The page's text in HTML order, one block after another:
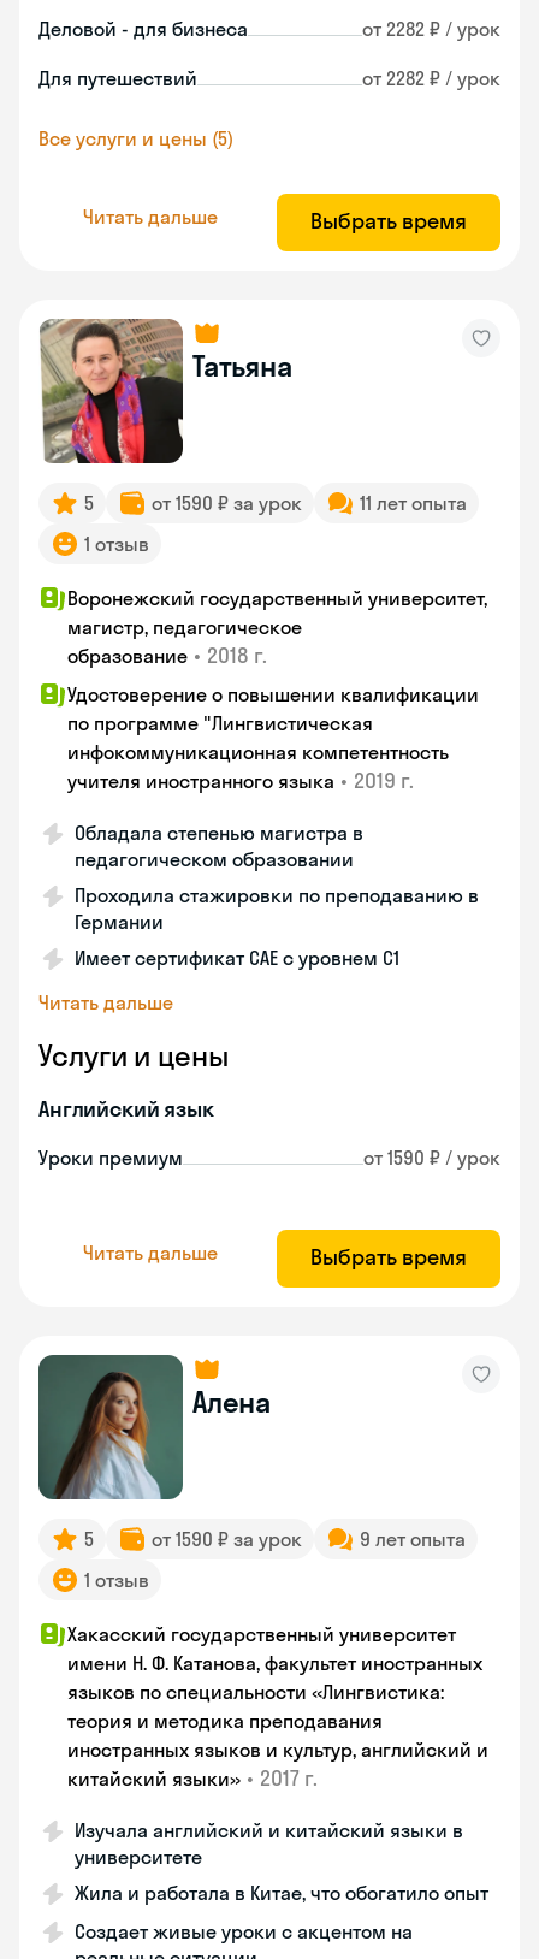
Деловой - для бизнеса от 2282 ₽ / урок
Для путешествий от 2282 ₽ / урок
Все услуги и цены (5)
Читать дальше Выбрать время
Татьяна
5 от 1590 ₽ за урок
11 лет опыта
1 отзыв
Воронежский государственный университет,
магистр, педагогическое
образование • 2018 г.
Удостоверение о повышении квалификации
по программе "Лингвистическая
инфокоммуникационная компетентность
учителя иностранного языка • 2019 г.
Обладала степенью магистра в
педагогическом образовании
Проходила стажировки по преподаванию в
Германии
Имеет сертификат САЕ с уровнем С1
Читать дальше
Услуги и цены
Английский язык
Уроки премиум от 1590 ₽ / урок
Читать дальше Выбрать время
Алена
5 от 1590 ₽ за урок
9 лет опыта
1 отзыв
Хакасский государственный университет
имени Н. Ф. Катанова, факультет иностранных
языков по специальности «Лингвистика:
теория и методика преподавания
иностранных языков и культур, английский и
китайский языки» • 2017 г.
Изучала английский и китайский языки в
университете
Жила и работала в Китае, что обогатило опыт
Создает живые уроки с акцентом на